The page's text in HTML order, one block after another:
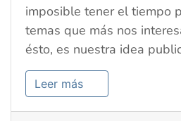
imposible tener el tiempo
temas que más nos
ésto, es nuestra idea
Leer más